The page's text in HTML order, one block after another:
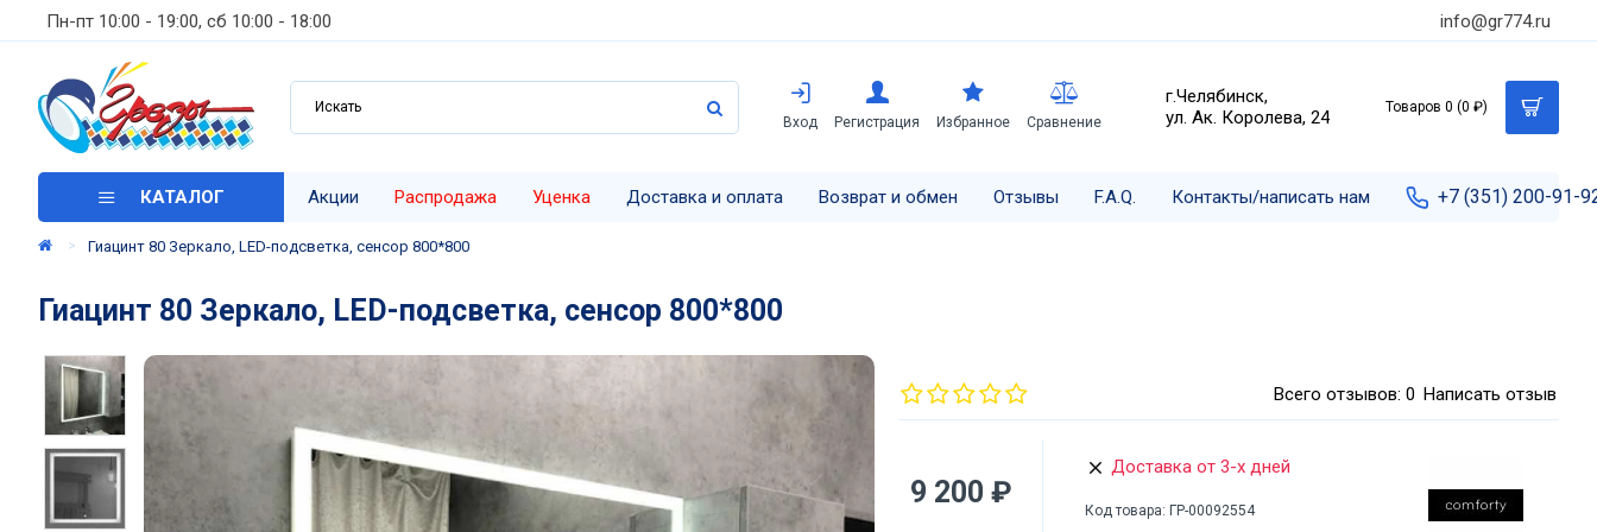
Пн-пт 10:00 - 19:00, сб 10:00 - 18:00 info@gr774.ru
Вход Регистрация Избранное Сравнение
г.Челябинск,
ул. Ак. Королева, 24
Товаров 0 (0 ₽)
КАТАЛОГ Акции Распродажа Уценка Доставка и оплата Возврат и обмен Отзывы F.A.Q. Контакты/написать нам +7 (351) 200-91-
Гиацинт 80 Зеркало, LED-подсветка, сенсор 800*800
Гиацинт 80 Зеркало, LED-подсветка, сенсор 800*800
Всего отзывов: 0 Написать отзыв
9 200 ₽
Доставка от 3-х дней
Код товара: ГР-00092554